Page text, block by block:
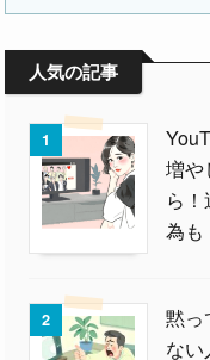
人気の記事
1
増や
ら
為も
2
黙っ
ない